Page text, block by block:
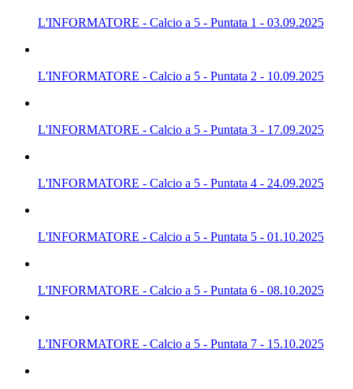
L'INFORMATORE - Calcio a 5 - Puntata 1 - 03.09.2025
L'INFORMATORE - Calcio a 5 - Puntata 2 - 10.09.2025
L'INFORMATORE - Calcio a 5 - Puntata 3 - 17.09.2025
L'INFORMATORE - Calcio a 5 - Puntata 4 - 24.09.2025
L'INFORMATORE - Calcio a 5 - Puntata 5 - 01.10.2025
L'INFORMATORE - Calcio a 5 - Puntata 6 - 08.10.2025
L'INFORMATORE - Calcio a 5 - Puntata 7 - 15.10.2025